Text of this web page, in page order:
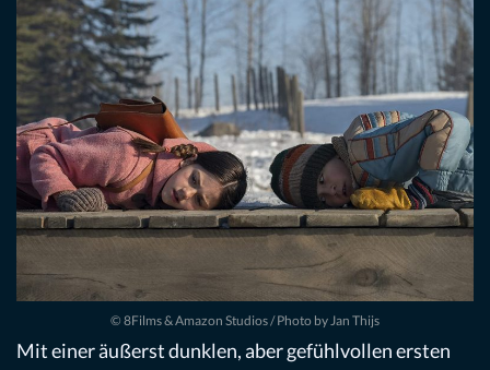
© 8Films & Amazon Studios / Photo by Jan Thijs
Mit einer äußerst dunklen, aber gefühlvollen ersten